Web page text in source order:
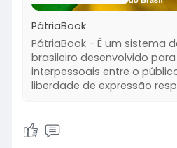
PátriaBook
PátriaBook - É um sistema
brasileiro desenvolvido
interpessoais entre o
liberdade de expressão